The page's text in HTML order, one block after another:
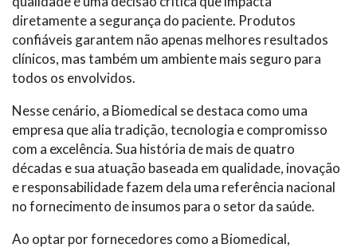
diretamente a segurança do paciente. Produtos
confiáveis garantem não apenas melhores resultados
clínicos, mas também um ambiente mais seguro para
todos os envolvidos.
Nesse cenário, a Biomedical se destaca como uma
empresa que alia tradição, tecnologia e compromisso
com a excelência. Sua história de mais de quatro
décadas e sua atuação baseada em qualidade, inovação
e responsabilidade fazem dela uma referência nacional
no fornecimento de insumos para o setor da saúde.
Ao optar por fornecedores como a Biomedical,